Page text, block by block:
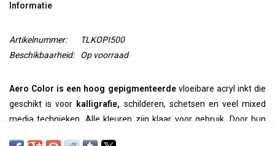
Informatie
Artikelnummer:
TLKOPI500
Beschikbaarheid:
Op voorraad
Aero Color is een hoog gepigmenteerde vloeibare acryl inktdie
geschikt is voor kalligrafie, schilderen, schetsen en veel mixed
media technieken. Alle kleuren zijn klaar voor gebruik. Door hun